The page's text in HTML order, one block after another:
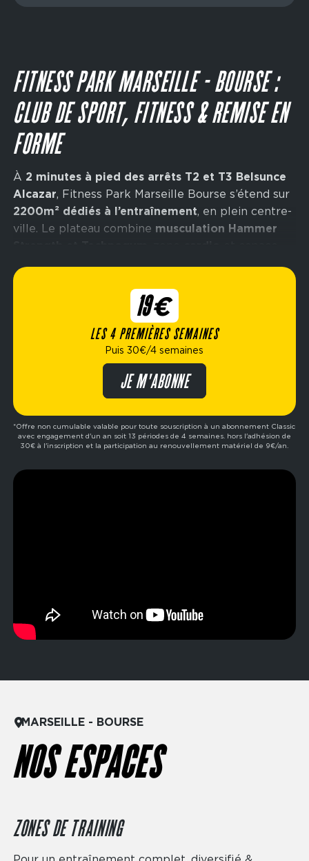
Dimanche 10:00 - 16:00
FITNESS PARK MARSEILLE - BOURSE :
CLUB DE SPORT, FITNESS & REMISE EN
FORME
À 2 minutes à pied des arrêts T2 et T3 Belsunce
Alcazar, Fitness Park Marseille Bourse s’étend sur
2200m² dédiés à l’entraînement, en plein centre-
ville. Le plateau combine musculation Hammer
objectifs.
apporte un environnement
adapté aux séances intensives, tandis que le
permet de travailler les sports de combat.
studios de cours vidéo, consacrés au
renforcement musculaireet au
séances guidées tout au long de la journée.
19€
LES 4 PREMIÈRES SEMAINES
Puis 30€/4 semaines
JE M'ABONNE
*Offre non cumulable valable pour toute souscription à un abonnement Classic
avec engagement d'un an soit 13 périodes de 4 semaines. hors l'adhésion de
30€ à l'inscription et la participation au renouvellement matériel de 9€/an.
MARSEILLE - BOURSE
NOS ESPACES
ZONES DE TRAINING